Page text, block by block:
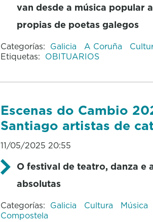
van desde a música popular
propias de poetas galegos
Categorías: Galicia A Coruña
Etiquetas: OBITUARIOS
Escenas do Cambio
Santiago artistas de
11/05/2025 20:55
O festival de teatro, danza e
absolutas
Categorías: Galicia Cultura Música
Compostela